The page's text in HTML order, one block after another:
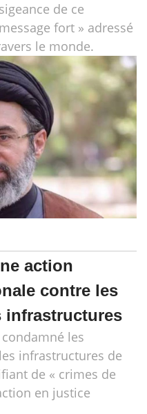
de ce
fort » adressé
le monde.
action
contre les
infrastructures
les
infrastructures de
de « crimes de
en justice